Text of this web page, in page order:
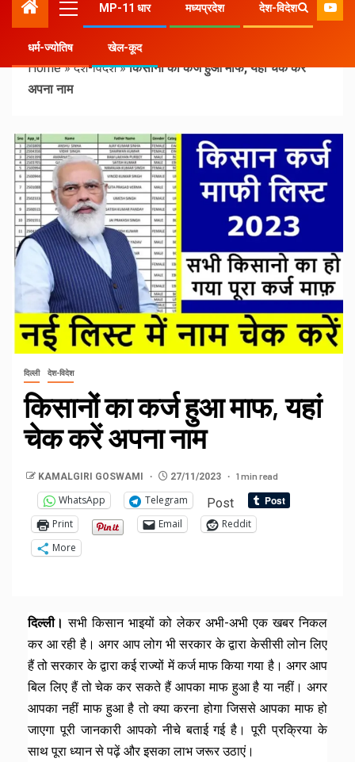
MP-11 धार मध्यप्रदेश देश-विदेश
धर्म-ज्योतिष खेल-कूद
Home»देश-विदेश»किसानों का कर्ज हुआ माफ, यहां चेक करें
अपना नाम
दिल्ली देश-विदेश
किसानों का कर्ज हुआ माफ, यहां
चेक करें अपना नाम
KAMALGIRI GOSWAMI 27/11/2023 1 min read
WhatsApp Telegram Post
Print Email
Reddit
More
दिल्ली। सभी किसान भाइयों को लेकर अभी-अभी एक खबर निकल
कर आ रही है। अगर आप लोग भी सरकार के द्वारा केसीसी लोन लिए
हैं तो सरकार के द्वारा कई राज्यों में कर्ज माफ किया गया है। अगर आप
बिल लिए हैं तो चेक कर सकते हैं आपका माफ हुआ है या नहीं। अगर
आपका नहीं माफ हुआ है तो क्या करना होगा जिससे आपका माफ हो
जाएगा पूरी जानकारी आपको नीचे बताई गई है। पूरी प्रक्रिया के
साथ पूरा ध्यान से पढ़ें और इसका लाभ जरूर उठाएं।